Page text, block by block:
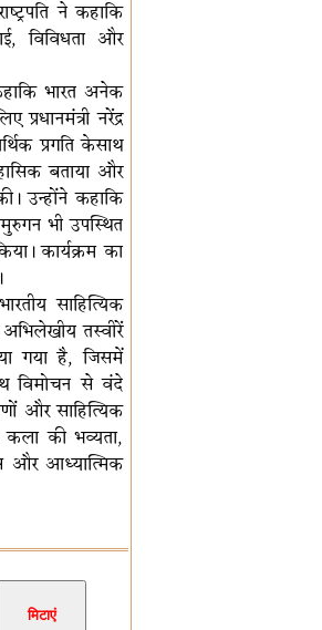
ने कहाकि
विविधता और
भारत अनेक
नरेंद्र
प्रगति केसाथ
बताया और
उन्होंने कहाकि
भी उपस्थित
कार्यक्रम का
साहित्यिक
तस्वीरें
गया है, जिसमें
विमोचन से वंदे
और साहित्यिक
कला की भव्यता,
और आध्यात्मिक